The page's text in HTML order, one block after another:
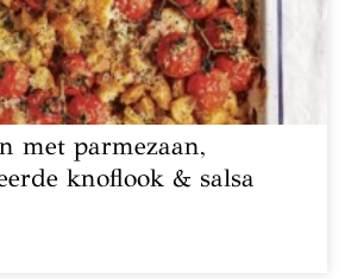
met parmezaan,
knoflook & salsa